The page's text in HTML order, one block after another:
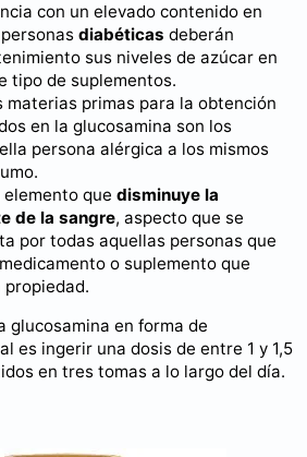
con un elevado contenido en
diabéticas deberán
sus niveles de azúcar en
tipo de suplementos.
materias primas para la obtención
en la glucosamina son los
persona alérgica a los mismos
que disminuye la
de la sangre, aspecto que se
por todas aquellas personas que
o suplemento que
glucosamina en forma de
es ingerir una dosis de entre 1 y 1,5
en tres tomas a lo largo del día.